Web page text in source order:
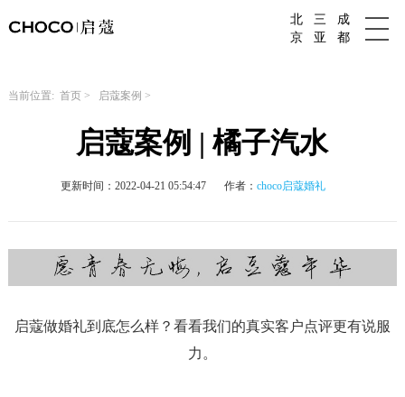
北
京
三
亚
成
都
当前位置: 首页> 启蔻案例 >
启蔻案例 | 橘子汽水
更新时间：2022-04-21 05:54:47 作者：choco启蔻婚礼
启蔻做婚礼到底怎么样？看看我们的真实客户点评更有说服
力。